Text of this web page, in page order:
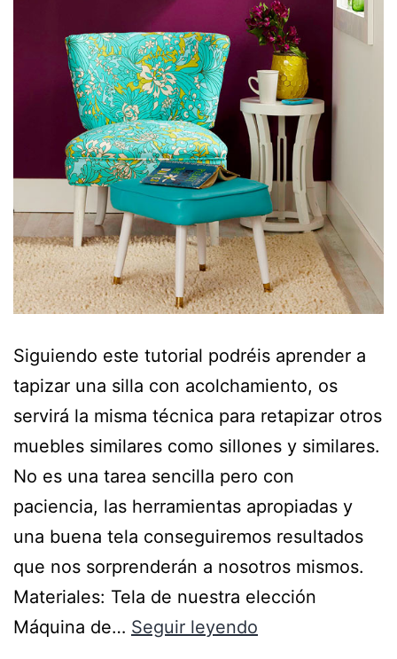
Siguiendo este tutorial podréis aprender a
tapizar una silla con acolchamiento, os
servirá la misma técnica para retapizar otros
muebles similares como sillones y similares.
No es una tarea sencilla pero con
paciencia, las herramientas apropiadas y
una buena tela conseguiremos resultados
que nos sorprenderán a nosotros mismos.
Materiales: Tela de nuestra elección
Máquina de… Seguir leyendo